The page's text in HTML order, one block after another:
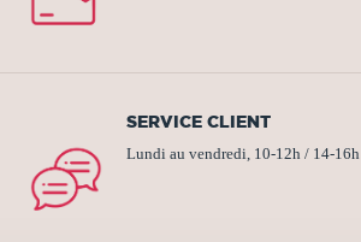
SERVICE CLIENT
Lundi au vendredi, 10-12h / 14-16h